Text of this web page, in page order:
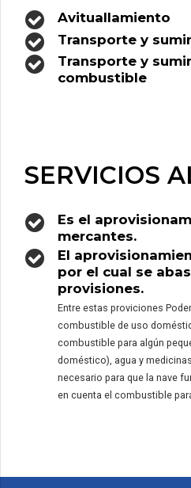
Avituallamiento
Transporte y
Transporte y
combustible
SERVICIOS
Es el
mercantes.
El
por el cual se
provisiones.
Entre estas proviciones
combustible de uso
combustible para algún
doméstico), agua y
necesario para que la nave
en cuenta el combustible